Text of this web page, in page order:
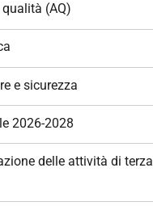
(AQ)
e sicurezza
2026-2028
delle attività di terza